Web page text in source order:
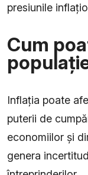
presiunile
Cum
Inflația poate
puterii de
economiilor și
genera